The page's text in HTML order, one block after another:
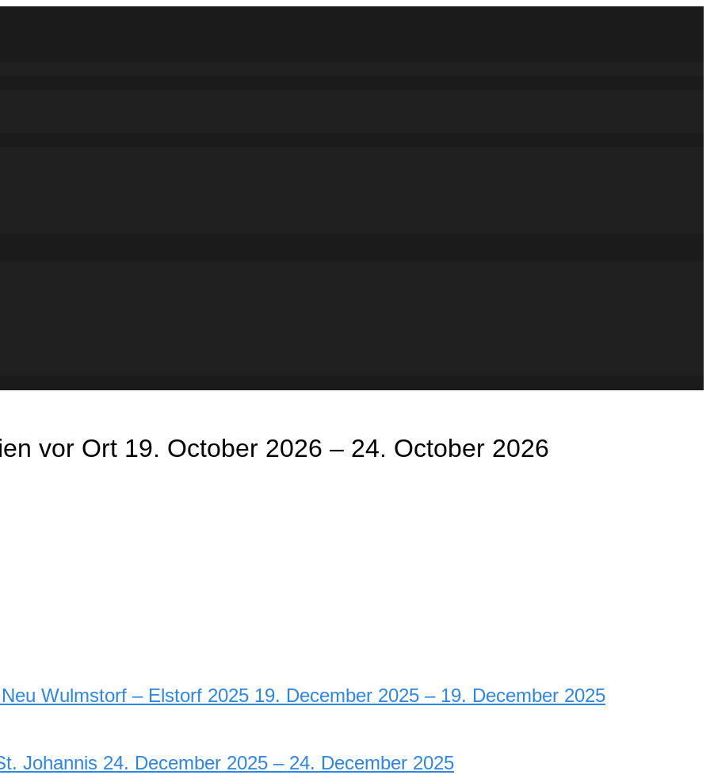
vor Ort 19. October 2026 – 24. October 2026
Wulmstorf – Elstorf 2025 19. December 2025 – 19. December 2025
Johannis 24. December 2025 – 24. December 2025